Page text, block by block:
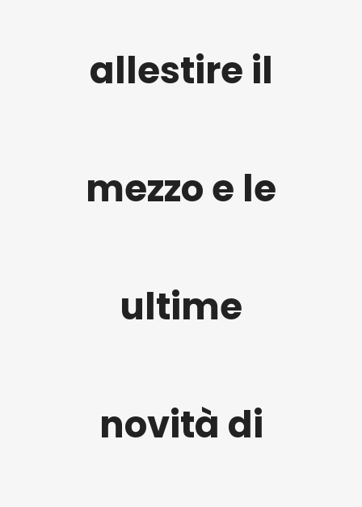
allestire il
mezzo e le
ultime
novità di